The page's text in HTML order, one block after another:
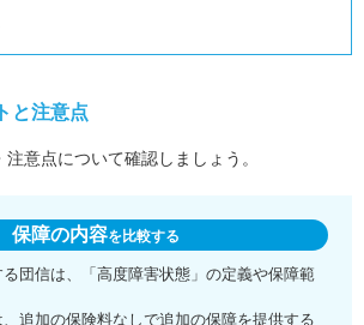
と注意点
意点について確認しましょう。
保障の内容を比較する
団信は、「高度障害状態」の定義や保障範
追加の保険料なしで追加の保障を提供する